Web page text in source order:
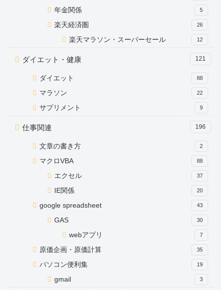
年金関係 5
楽天経済圏 26
楽天マラソン・スーパーセール 12
ダイエット・健康 121
ダイエット 88
マラソン 22
サプリメント 9
仕事関連 196
文章の書き方 2
マクロVBA 88
エクセル 37
IE関係 20
google spreadsheet 43
GAS 30
webアプリ 7
原価企画・原価計算 35
パソコン便利集 19
gmail 3